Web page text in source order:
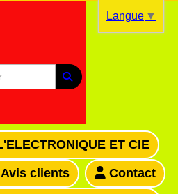
ET CIE
Avis clients Contact
Langue ▼